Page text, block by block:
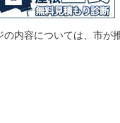
内容については、市が